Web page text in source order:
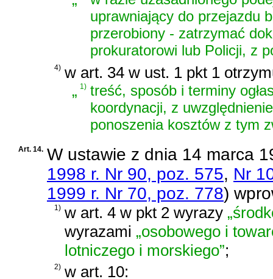
uprawniający do przejazdu
przerobiony - zatrzymać
prokuratorowi lub Policji, z
4) w art. 34 w ust. 1 pkt 1
„1) treść, sposób i terminy
koordynacji, z
ponoszenia kosztów z tym
Art. 14. W ustawie z dnia 14 marca
1998 r. Nr 90, poz. 575, Nr
1999 r. Nr 70, poz. 778)
1) w art. 4 w pkt 2 wyrazy
wyrazami „osobowego i
lotniczego i morskiego”;
2) w art. 10: